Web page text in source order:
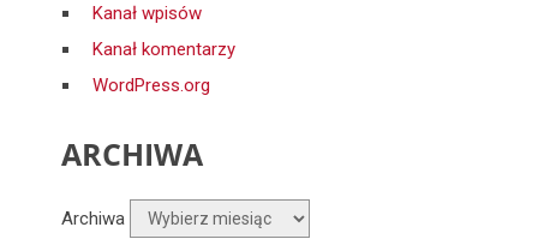
Kanał wpisów
Kanał komentarzy
WordPress.org
ARCHIWA
Archiwa